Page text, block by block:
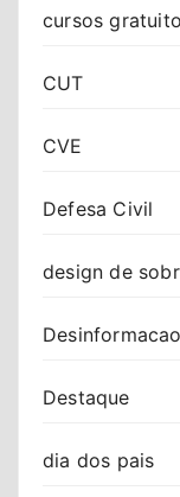
cursos
CUT
CVE
Defesa Civil
design de
Desinformacao
Destaque
dia dos pais